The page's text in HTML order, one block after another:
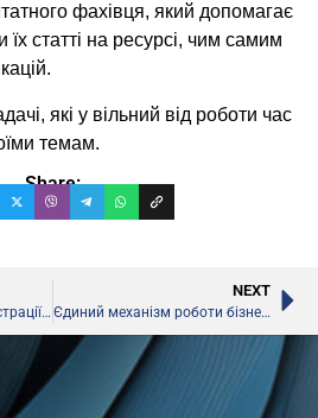
фахівця, який допомагає
їх статті на ресурсі, чим самим
які у вільний від роботи час
темам.
Share:
Продовжено термін реєстрації на ЗНО випускників окупованих територій
NEXT
Єдиний механізм роботи бізнесу та університетів